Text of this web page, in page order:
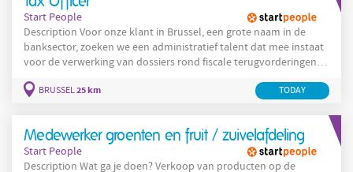
Start People
Description Voor onze klant in Brussel, een grote naam in de
banksector, zoeken we een administratief talent dat mee instaat
voor de verwerking van dossiers rond fiscale terugvorderingen
ondersteun je de verwerking van fiscale dossiers en zorg je
BRUSSEL25 km TODAY
Medewerker groenten en fruit / zuivelafdeling
Start People
Description Wat ga je doen? Verkoop van producten op de